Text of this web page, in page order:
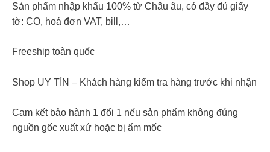
Sản phẩm nhập khẩu 100% từ Châu âu, có đầy đủ giấy
tờ: CO, hoá đơn VAT, bill,…
Freeship toàn quốc
Shop UY TÍN – Khách hàng kiểm tra hàng trước khi nhận
Cam kết bảo hành 1 đổi 1 nếu sản phẩm không đúng
nguồn gốc xuất xứ hoặc bị ẩm mốc